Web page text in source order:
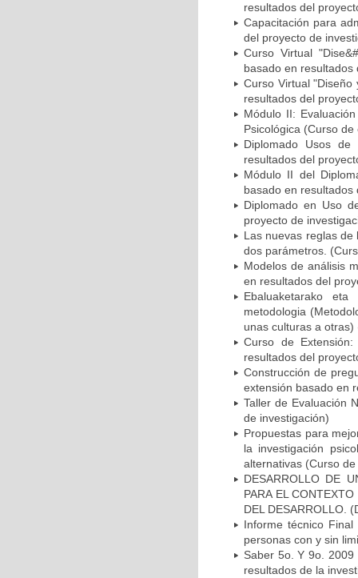
resultados del
Capacitación para
del proyecto de
Curso Virtual
basado en resultados
Curso Virtual "Diseño
resultados del
Módulo II:
Psicológica (Curso
Diplomado Usos de
resultados del
Módulo II del
basado en resultados
Diplomado en Uso
proyecto de
Las nuevas reglas
dos parámetros.
Modelos de análisis
en resultados del
Ebaluaketarako eta
metodologia
unas culturas a
Curso de
resultados del
Construcción de
extensión basado en
Taller de Evaluación
de investigación)
Propuestas para
la investigación
alternativas (Curso
DESARROLLO DE
PARA EL
DEL DESARROLLO.
Informe técnico
personas con y sin
Saber 5o. Y 9o.
resultados de la